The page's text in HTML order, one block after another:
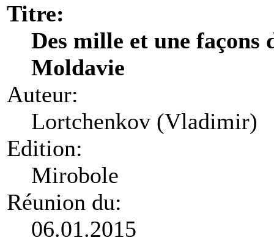
Titre:
Des mille et une façons
Moldavie
Auteur:
Lortchenkov (Vladimir)
Edition:
Mirobole
Réunion du:
06.01.2015